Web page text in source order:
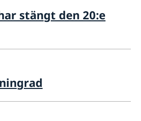
i Ryssland
stängt den 20:e